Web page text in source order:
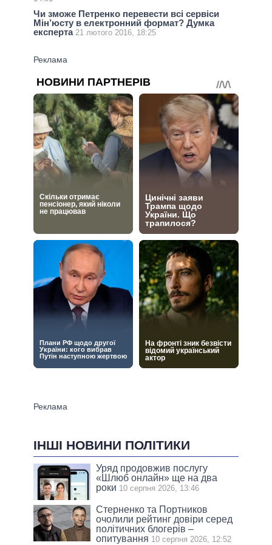
Чи зможе Петренко перевести всі сервіси
Мін’юсту в електронний формат? Думка
експерта 21 лютого 2016, 18:25
ІНШІ НОВИНИ ПОЛІТИКИ
Уряд продовжив послугу
«Шлюб онлайн» ще на два
роки 10 серпня 2026, 13:46
Стерненко та Портников
очолили рейтинг довіри серед
політичних блогерів –
опитування 10 серпня 2026, 12:52